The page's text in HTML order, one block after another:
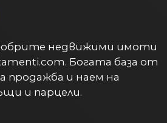
недвижими имоти
Богата база от
продажба и наем на
и парцели.